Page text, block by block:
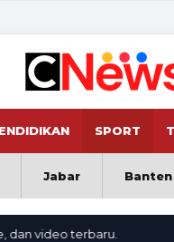
SPORT
Jabar Banten
terbaru.